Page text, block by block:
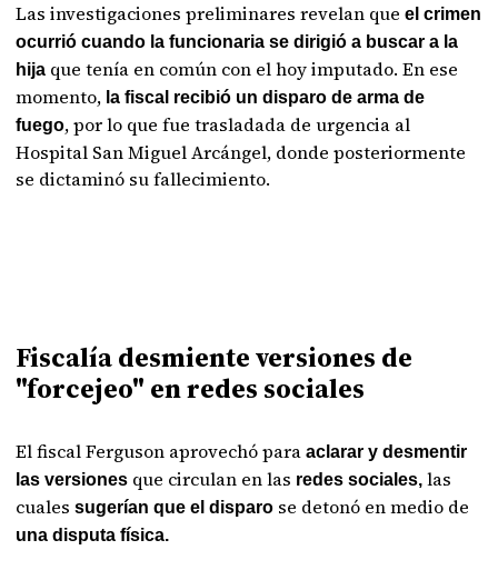
Las investigaciones preliminares revelan que el crimen
ocurrió cuando la funcionaria se dirigió a buscar a la
hija que tenía en común con el hoy imputado. En ese
momento, la fiscal recibió un disparo de arma de
fuego, por lo que fue trasladada de urgencia al
Hospital San Miguel Arcángel, donde posteriormente
se dictaminó su fallecimiento.
Fiscalía desmiente versiones de
"forcejeo" en redes sociales
El fiscal Ferguson aprovechó paraaclarar y desmentir
las versiones que circulan en las redes sociales, las
cuales sugerían que el disparo se detonó en medio de
una disputa física.